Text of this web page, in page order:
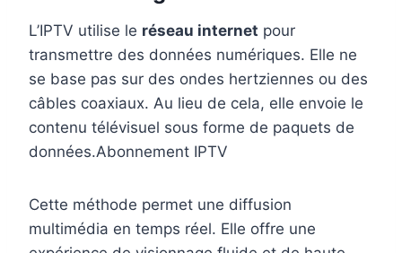
L’IPTV utilise le réseau internet pour
transmettre des données numériques. Elle ne
se base pas sur des ondes hertziennes ou des
câbles coaxiaux. Au lieu de cela, elle envoie le
contenu télévisuel sous forme de paquets de
données.Abonnement IPTV
Cette méthode permet une diffusion
multimédia en temps réel. Elle offre une